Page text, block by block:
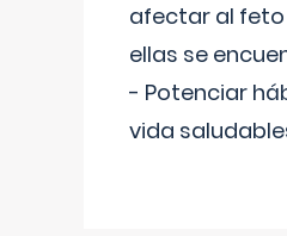
afectar al feto
ellas se
- Potenciar
vida